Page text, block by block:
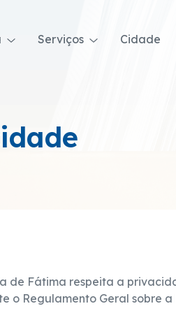
Serviços Cidade
de Fátima respeita a
o Regulamento Geral sobre